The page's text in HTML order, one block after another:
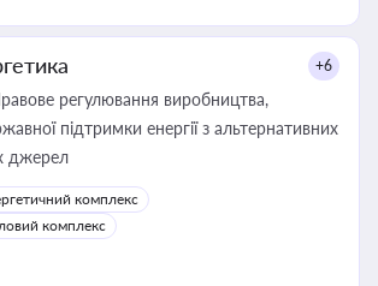
+6
регулювання виробництва,
підтримки енергії з альтернативних
джерел
комплекс
комплекс